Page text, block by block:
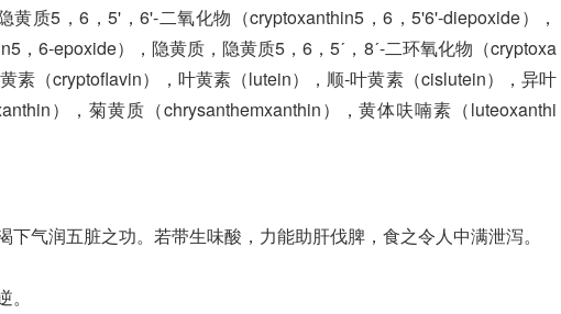
黄质5，6，5'，6'-二氧化物（cryptoxanthin5，6，5'6'-diepoxide），
，6-epoxide），隐黄质，隐黄质5，6，5ˊ，8ˊ-二环氧化物（cryptoxa
素（cryptoflavin），叶黄素（lutein），顺-叶黄素（cislutein），异叶
），菊黄质（chrysanthemxanthin），黄体呋喃素（luteoxanthi
气润五脏之功。若带生味酸，力能助肝伐脾，食之令人中满泄泻。